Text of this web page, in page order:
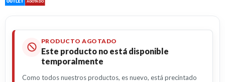
PRODUCTO AGOTADO
Este producto no está disponible
temporalmente
Como todos nuestros productos, es nuevo, está precintado